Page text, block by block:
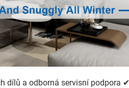
dílů a odborná servisní podpora